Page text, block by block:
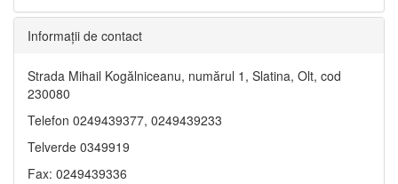
Informaţii de contact
Strada Mihail Kogălniceanu, numărul 1, Slatina, Olt, cod
230080
Telefon 0249439377, 0249439233
Telverde 0349919
Fax: 0249439336